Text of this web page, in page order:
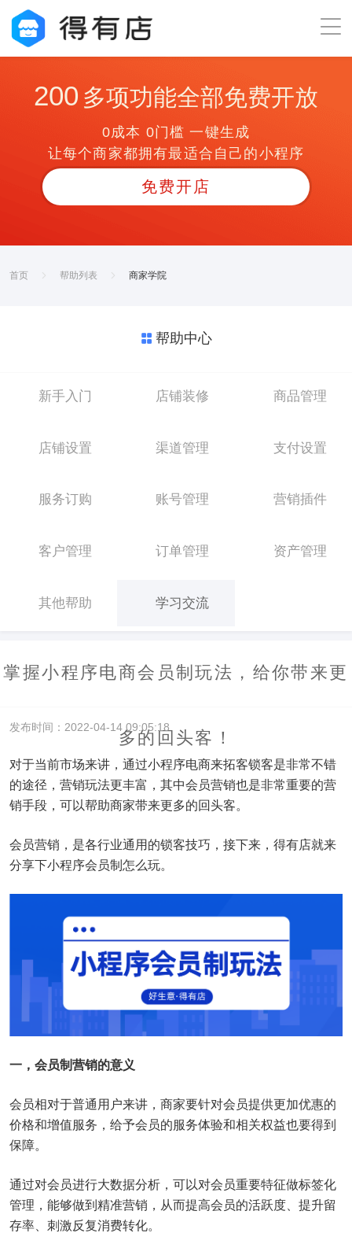
200 多项功能全部免费开放
0成本 0门槛 一键生成
让每个商家都拥有最适合自己的小程序
免费开店
首页 帮助列表 商家学院
帮助中心
新手入门 店铺装修 商品管理
店铺设置 渠道管理 支付设置
服务订购 账号管理 营销插件
客户管理 订单管理 资产管理
其他帮助 学习交流
掌握小程序电商会员制玩法，给你带来更
多的回头客！
发布时间：2022-04-14 09:05:18
对于当前市场来讲，通过小程序电商来拓客锁客是非常不错
的途径，营销玩法更丰富，其中会员营销也是非常重要的营
销手段，可以帮助商家带来更多的回头客。
会员营销，是各行业通用的锁客技巧，接下来，得有店就来
分享下小程序会员制怎么玩。
一，会员制营销的意义
会员相对于普通用户来讲，商家要针对会员提供更加优惠的
价格和增值服务，给予会员的服务体验和相关权益也要得到
保障。
通过对会员进行大数据分析，可以对会员重要特征做标签化
管理，能够做到精准营销，从而提高会员的活跃度、提升留
存率、刺激反复消费转化。